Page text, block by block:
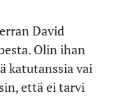
David
Olin ihan
katutanssia vai
että ei tarvi